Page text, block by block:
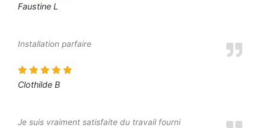
Faustine L
Installation parfaire
Clothilde B
Je suis vraiment satisfaite du travail fourni